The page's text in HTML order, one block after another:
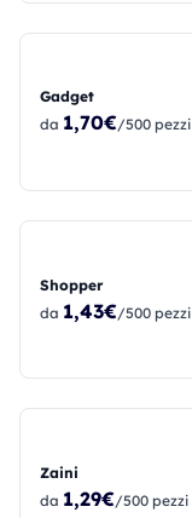
Gadget
da 1,70€/500 pezzi
Shopper
da 1,43€/500 pezzi
Zaini
da 1,29€/500 pezzi